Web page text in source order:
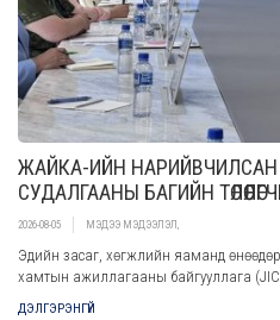
ЖАЙКА-ИЙН НАРИЙВЧИЛСАН
СУДАЛГААНЫ БАГИЙН
2026-08-05 МЭДЭЭ МЭДЭЭЛЭЛ
Эдийн засаг, хөгжлийн яаманд
хамтын ажиллагааны байгууллага
судалгааны багийн төлөөлөгчидтэй
ДЭЛГЭРЭНГҮЙ